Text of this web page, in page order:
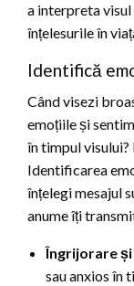
a interpreta visul
înțelesurile în
Identifică
Când visezi
emoțiile și
în timpul
Identificarea
înțelegi mesajul
anume îți
Îngrijorare
sau anxios în